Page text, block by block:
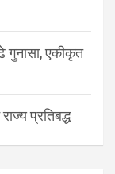
गुनासा, एकीकृत
प्रतिबद्ध